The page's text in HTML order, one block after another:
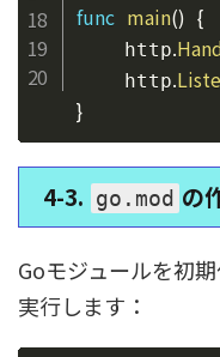
func main() {
	http
.
	http
.
}
4-3. go.mod の
Goモジュールを初
実行します：